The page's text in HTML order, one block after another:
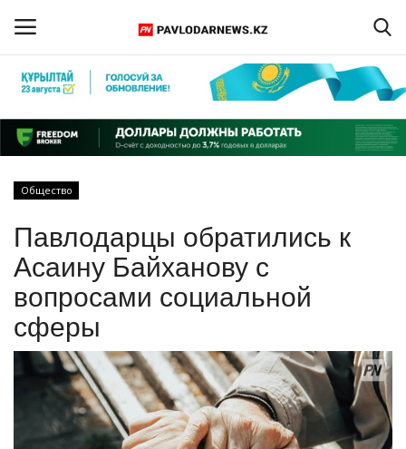
Регистрация
Главная
ПАВЛОДАРСКАЯ ОБЛАСТЬ
КАЗАХСТАН
МИР
СПЕЦПРОЕКТЫ
СПОРТ
Общество
Павлодарцы обратились к
Асаину Байханову с
вопросами социальной
сферы